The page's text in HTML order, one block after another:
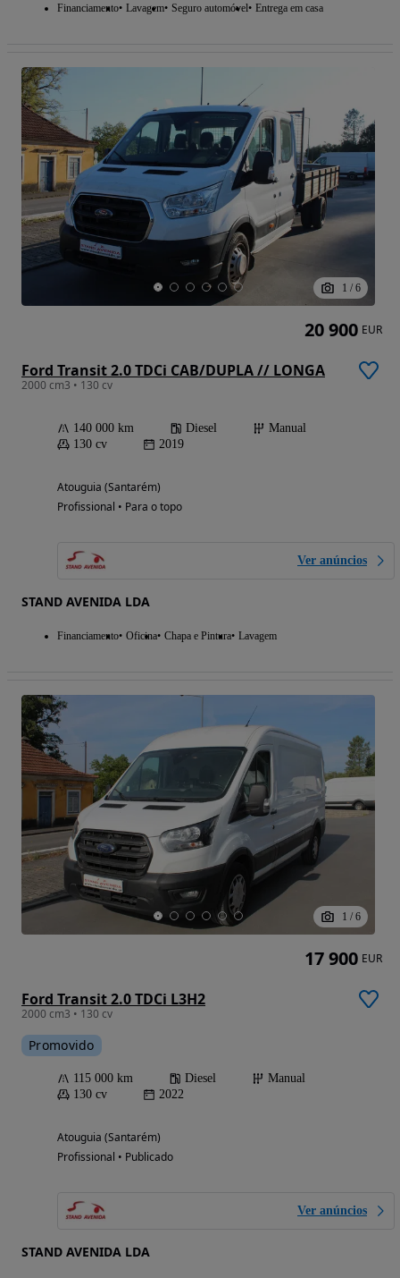
Financiamento Lavagem Seguro automóvel Entrega em casa
1 / 6
Ford Transit 2.0 TDCi CAB/DUPLA // LONGA
2000 cm3 • 130 cv
140 000 km Diesel
Manual
130 cv
2019
Atouguia (Santarém)
Profissional • Para o topo
Ver anúncios
STAND AVENIDA LDA
Financiamento Oficina Chapa e Pintura Lavagem
20 900 EUR
1 / 6
Ford Transit 2.0 TDCi L3H2
2000 cm3 • 130 cv
Promovido
115 000 km Diesel
Manual
130 cv
2022
Atouguia (Santarém)
Profissional • Publicado
Ver anúncios
STAND AVENIDA LDA
17 900 EUR